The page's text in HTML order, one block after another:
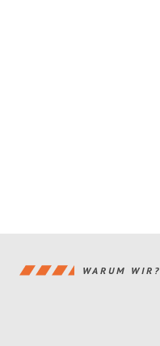
WARUM WIR?